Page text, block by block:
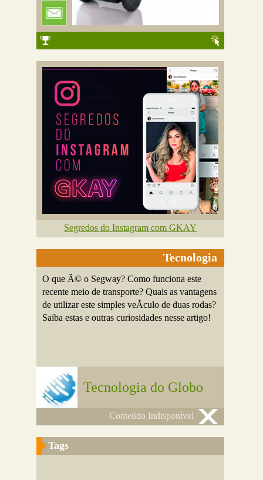
Segredos do Instagram com GKAY
Tecnologia
O que Ã© o Segway? Como funciona este
recente meio de transporte? Quais as vantagens
de utilizar este simples veÃ­culo de duas rodas?
Saiba estas e outras curiosidades nesse artigo!
Tecnologia do Globo
Conteúdo Indisponível
Tags